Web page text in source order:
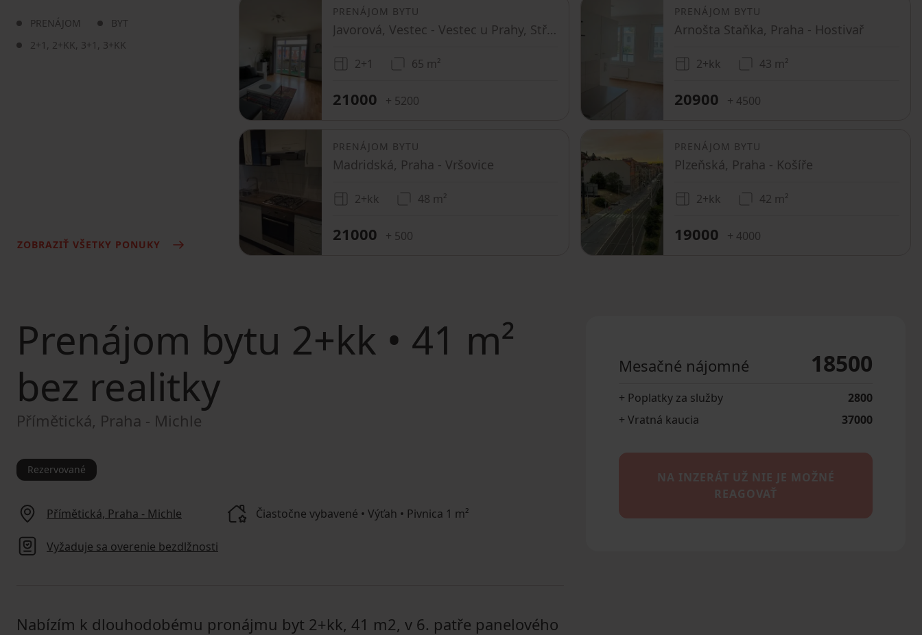
PRENÁJOM
BYT
2+1 , 2+KK, 3+1 , 3+KK
ZOBRAZIŤ VŠETKY PONUKY
PRENÁJOM BYTU
Javorová, Vestec - Vestec u Prahy, Středočeský kraj
2+1 65 m²
21000 + 5200
PRENÁJOM BYTU
Arnošta Staňka, Praha - Hostivař
2+kk 43 m²
20900 + 4500
PRENÁJOM BYTU
Madridská, Praha - Vršovice
2+kk 48 m²
21000 + 500
PRENÁJOM BYTU
Plzeňská, Praha - Košíře
2+kk 42 m²
19000 + 4000
Prenájom bytu 2+kk • 41 m²
bez realitky
Přímětická, Praha - Michle
Rezervované
Přímětická, Praha - Michle Čiastočne vybavené • Výťah • Pivnica 1 m²
Vyžaduje sa overenie bezdlžnosti
Nabízím k dlouhodobému pronájmu byt 2+kk, 41 m2, v 6. patře panelového
Mesačné nájomné 18500
+ Poplatky za služby
2800
+ Vratná kaucia
37000
NA INZERÁT UŽ NIE JE MOŽNÉ
REAGOVAŤ